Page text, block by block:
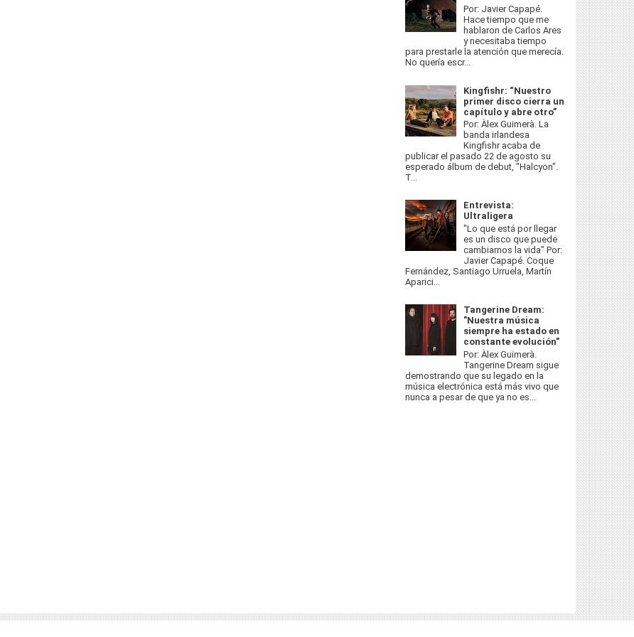
Por: Javier Capapé.
Hace tiempo que me
hablaron de Carlos Ares
y necesitaba tiempo
para prestarle la atención que merecía.
No quería escr...
Kingfishr: “Nuestro
primer disco cierra un
capítulo y abre otro”
Por: Àlex Guimerà. La
banda irlandesa
Kingfishr acaba de
publicar el pasado 22 de agosto su
esperado álbum de debut, "Halcyon".
T...
Entrevista:
Ultraligera
"Lo que está por llegar
es un disco que puede
cambiarnos la vida” Por:
Javier Capapé. Coque
Fernández, Santiago Urruela, Martín
Aparici...
Tangerine Dream:
"Nuestra música
siempre ha estado en
constante evolución"
Por: Àlex Guimerà.
Tangerine Dream sigue
demostrando que su legado en la
música electrónica está más vivo que
nunca a pesar de que ya no es...